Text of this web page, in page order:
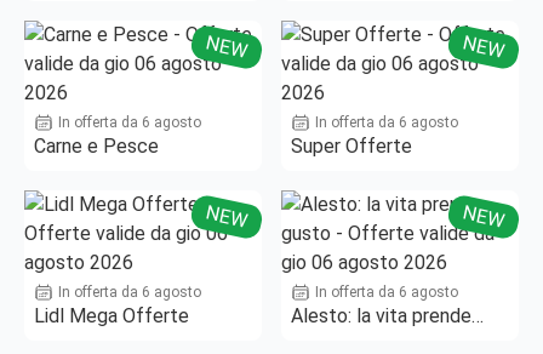
NEW
In offerta da 6 agosto
Carne e Pesce
NEW
In offerta da 6 agosto
Super Offerte
NEW
In offerta da 6 agosto
Lidl Mega Offerte
NEW
In offerta da 6 agosto
Alesto: la vita prende